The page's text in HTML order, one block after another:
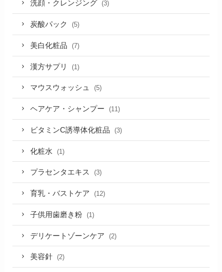
洗顔・クレンジング (3)
炭酸パック (5)
美白化粧品 (7)
漢方サプリ (1)
マウスウォッシュ (5)
ヘアケア・シャンプー (11)
ビタミンC誘導体化粧品 (3)
化粧水 (1)
プラセンタエキス (3)
育乳・バストケア (12)
子供用歯磨き粉 (1)
デリケートゾーンケア (2)
美容針 (2)